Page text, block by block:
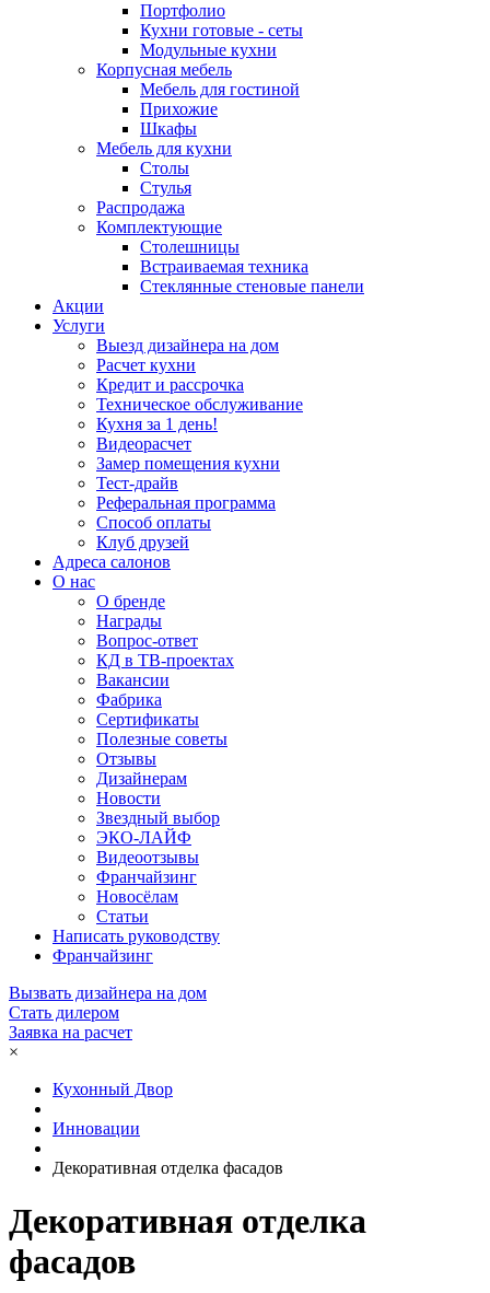
Портфолио
Кухни готовые - сеты
Модульные кухни
Корпусная мебель
Мебель для гостиной
Прихожие
Шкафы
Мебель для кухни
Столы
Стулья
Распродажа
Комплектующие
Столешницы
Встраиваемая техника
Стеклянные стеновые панели
Акции
Услуги
Выезд дизайнера на дом
Расчет кухни
Кредит и рассрочка
Техническое обслуживание
Кухня за 1 день!
Видеорасчет
Замер помещения кухни
Тест-драйв
Реферальная программа
Способ оплаты
Клуб друзей
Адреса салонов
О нас
О бренде
Награды
Вопрос-ответ
КД в ТВ-проектах
Вакансии
Фабрика
Сертификаты
Полезные советы
Отзывы
Дизайнерам
Новости
Звездный выбор
ЭКО-ЛАЙФ
Видеоотзывы
Франчайзинг
Новосёлам
Статьи
Написать руководству
Франчайзинг
Вызвать дизайнера на дом
Стать дилером
Заявка на расчет
×
Кухонный Двор
Инновации
Декоративная отделка фасадов
Декоративная отделка
фасадов